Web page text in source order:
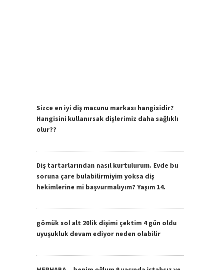
Sizce en iyi diş macunu markası hangisidir?
Hangisini kullanırsak dişlerimiz daha sağlıklı
olur??
Diş tartarlarından nasıl kurtulurum. Evde bu
soruna çare bulabilirmiyim yoksa diş
hekimlerine mi başvurmalıyım? Yaşım 14.
gömük sol alt 20lik dişimi çektim 4 gün oldu
uyuşukluk devam ediyor neden olabilir